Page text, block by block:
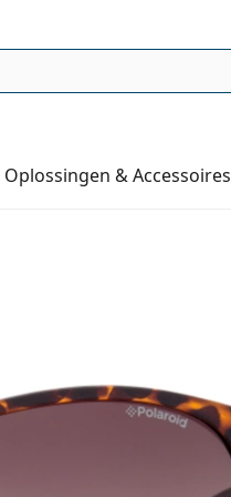
Oplossingen & Accessoires